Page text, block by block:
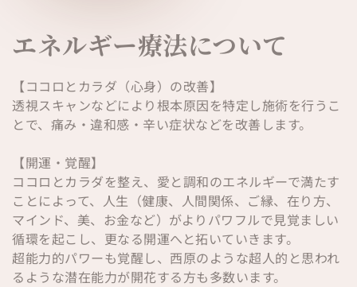
エネルギー療法について
【ココロとカラダ（心身）の改善】
透視スキャンなどにより根本原因を特定し施術を行うこ
とで、痛み・違和感・辛い症状などを改善します。
【開運・覚醒】
ココロとカラダを整え、愛と調和のエネルギーで満たす
ことによって、人生（健康、人間関係、ご縁、在り方、
マインド、美、お金など）がよりパワフルで見覚ましい
循環を起こし、更なる開運へと拓いていきます。
超能力的パワーも覚醒し、西原のような超人的と思われ
るような潜在能力が開花する方も多数います。